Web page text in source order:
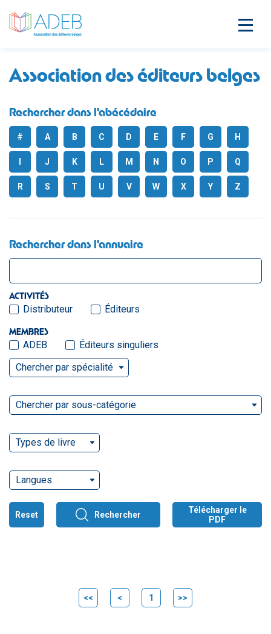
Association des éditeurs belges
Rechercher dans l'abécédaire
# A B C D E F G H
J K L M N O P Q
R S T U V W X Y Z
Rechercher dans l'annuaire
ACTIVITÉS
Distributeur Éditeurs
MEMBRES
ADEB
Éditeurs singuliers
Chercher par spécialité
Chercher par sous-catégorie
Types de livre
Langues
Reset Rechercher
Télécharger le
PDF
<< < 1 >>